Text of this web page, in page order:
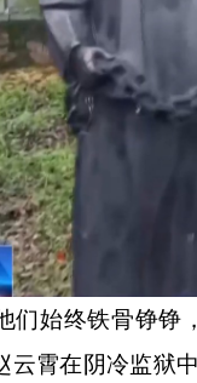
始终铁骨铮铮，
云霄在阴冷监狱